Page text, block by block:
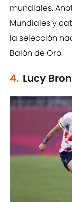
mundiales.
Mundiales y
la selección
Balón de Oro.
4. Lucy